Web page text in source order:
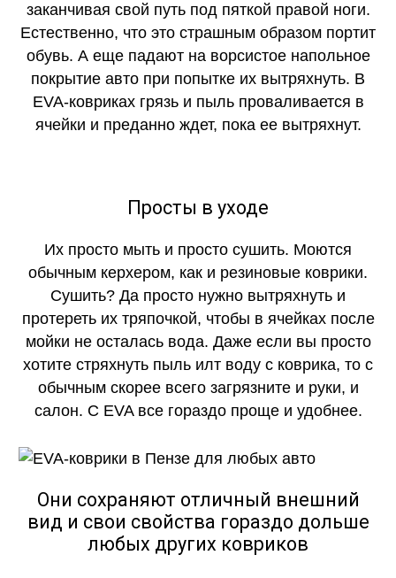
заканчивая свой путь под пяткой правой ноги.
Естественно, что это страшным образом портит
обувь. А еще падают на ворсистое напольное
покрытие авто при попытке их вытряхнуть. В
EVA-ковриках грязь и пыль проваливается в
ячейки и преданно ждет, пока ее вытряхнут.
Просты в уходе
Их просто мыть и просто сушить. Моются
обычным керхером, как и резиновые коврики.
Сушить? Да просто нужно вытряхнуть и
протереть их тряпочкой, чтобы в ячейках после
мойки не осталась вода. Даже если вы просто
хотите стряхнуть пыль илт воду с коврика, то с
обычным скорее всего загрязните и руки, и
салон. С EVA все гораздо проще и удобнее.
Они сохраняют отличный внешний
вид и свои свойства гораздо дольше
любых других ковриков